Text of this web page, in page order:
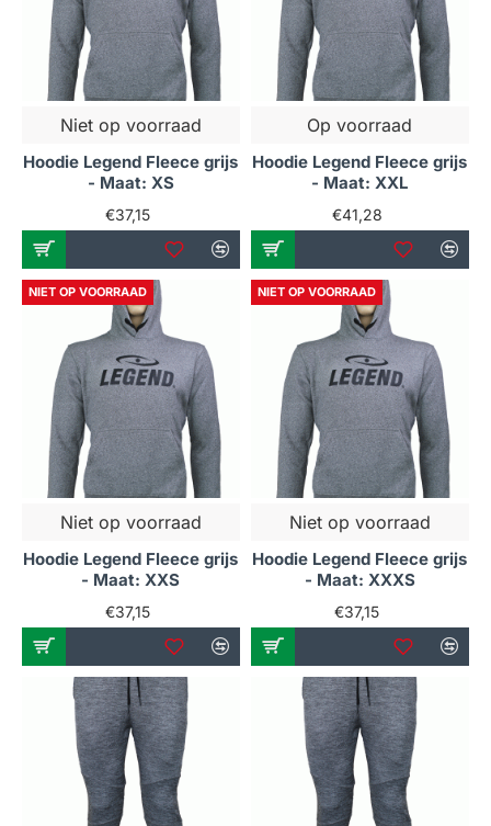
Niet op voorraad
Hoodie Legend Fleece grijs
- Maat: XS
€37,15
Op voorraad
Hoodie Legend Fleece grijs
- Maat: XXL
€41,28
NIET OP VOORRAAD
Niet op voorraad
Hoodie Legend Fleece grijs
- Maat: XXS
€37,15
NIET OP VOORRAAD
Niet op voorraad
Hoodie Legend Fleece grijs
- Maat: XXXS
€37,15